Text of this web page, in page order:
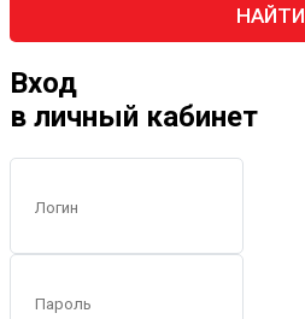
НАЙТИ
Вход
в личный кабинет